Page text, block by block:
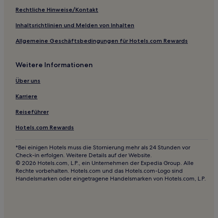
Hotels mit Fitnessbereich nahe Strand von Hua Hin
Günstige nahe Strand von Hua Hin
Hotels mit inbegriffenem Frühstück in Hua Hin
Strand in Hua Hin
Haustierfreundliche in Hua Hin
Günstige in Khao Noi
Hotels mit Pool in Khao Tao
Familien in Khao Tao
Günstige in Khao Tao
Lgbtqia-Freundliche in Nong Kae
Haustierfreundliche in Nong Kae
Hotels mit Fitnessbereich in Nong Kae
Rechtliche Hinweise/Kontakt
Inhaltsrichtlinien und Melden von Inhalten
Allgemeine Geschäftsbedingungen für Hotels.com Rewards
Weitere Informationen
Über uns
Karriere
Reiseführer
Hotels.com Rewards
*Bei einigen Hotels muss die Stornierung mehr als 24 Stunden vor
Check-in erfolgen. Weitere Details auf der Website.
© 2026 Hotels.com, L.P., ein Unternehmen der Expedia Group. Alle
Rechte vorbehalten. Hotels.com und das Hotels.com-Logo sind
Handelsmarken oder eingetragene Handelsmarken von Hotels.com, L.P.